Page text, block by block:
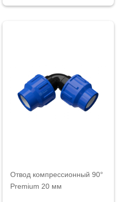
Отвод компрессионный 90°
Premium 20 мм